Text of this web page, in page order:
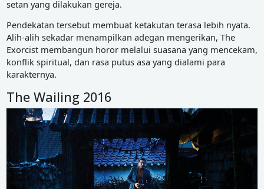
setan yang dilakukan gereja.
Pendekatan tersebut membuat ketakutan terasa lebih nyata.
Alih-alih sekadar menampilkan adegan mengerikan, The
Exorcist membangun horor melalui suasana yang mencekam,
konflik spiritual, dan rasa putus asa yang dialami para
karakternya.
The Wailing 2016